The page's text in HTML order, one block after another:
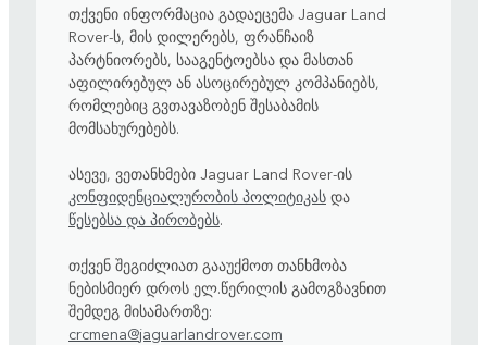
თქვენი ინფორმაცია გადაეცემა Jaguar Land
Rover-ს, მის დილერებს, ფრანჩაიზ
პარტნიორებს, სააგენტოებსა და მასთან
აფილირებულ ან ასოცირებულ კომპანიებს,
რომლებიც გვთავაზობენ შესაბამის
მომსახურებებს.
ასევე, ვეთანხმები Jaguar Land Rover-ის
კონფიდენციალურობის პოლიტიკას და
წესებსა და პირობებს.
თქვენ შეგიძლიათ გააუქმოთ თანხმობა
ნებისმიერ დროს ელ.წერილის გამოგზავნით
შემდეგ მისამართზე:
crcmena@jaguarlandrover.com